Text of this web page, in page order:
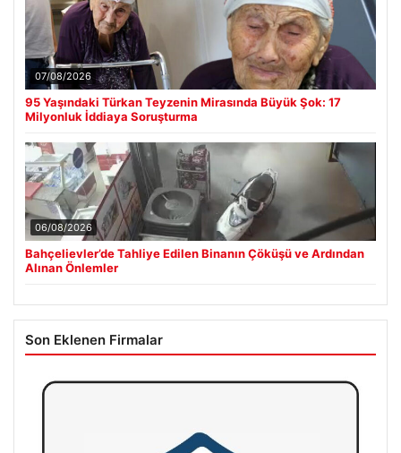
07/08/2026
95 Yaşındaki Türkan Teyzenin Mirasında Büyük Şok: 17
Milyonluk İddiaya Soruşturma
06/08/2026
Bahçelievler’de Tahliye Edilen Binanın Çöküşü ve Ardından
Alınan Önlemler
Son Eklenen Firmalar